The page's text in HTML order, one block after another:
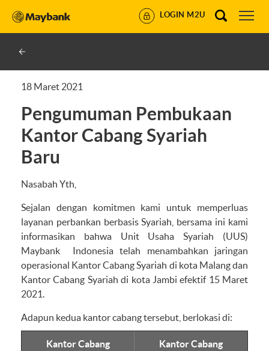
LOGIN M2U
18 Maret 2021
Pengumuman Pembukaan
Kantor Cabang Syariah
Baru
Nasabah Yth,
Sejalan dengan komitmen kami untuk memperluas
layanan perbankan berbasis Syariah, bersama ini kami
informasikan bahwa Unit Usaha Syariah (UUS)
Maybank Indonesia telah menambahkan jaringan
operasional Kantor Cabang Syariah di kota Malang dan
Kantor Cabang Syariah di kota Jambi efektif 15 Maret
2021.
Adapun kedua kantor cabang tersebut, berlokasi di:
Kantor Cabang
Kantor Cabang